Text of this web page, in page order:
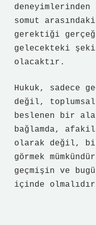
somut
gerektiği
gelecekteki
olacaktır.
Hukuk, sadece
değil, toplumsal
beslenen bir
bağlamda,
olarak değil,
görmek
geçmişin ve
içinde